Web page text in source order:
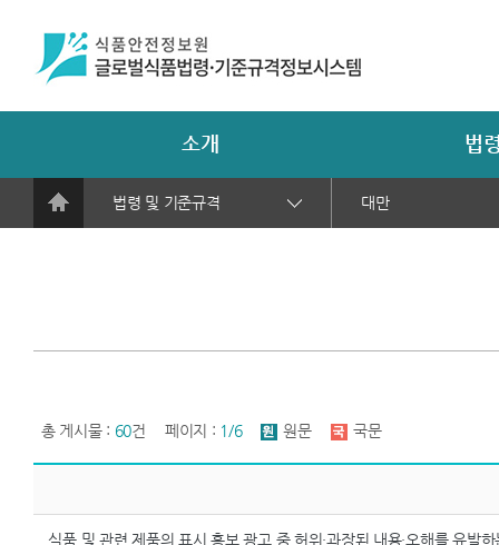
소개 법
법령 및 기준규격 대만
총 게시물 : 60건 페이지 : 1/6 원문 국문
식품 및 관련 제품의 표시 홍보 광고 중 허위·과장된 내용·오해를 유